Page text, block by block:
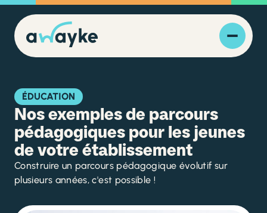
ÉDUCATION
Nos exemples de parcours
pédagogiques pour les jeunes
de votre établissement
Construire un parcours pédagogique évolutif sur
plusieurs années, c'est possible !